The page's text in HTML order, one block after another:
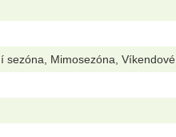
Mimosezóna,